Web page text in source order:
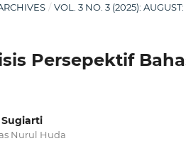
/ VOL. 3 NO. 3 (2025):
Persepektif
Nurul Huda